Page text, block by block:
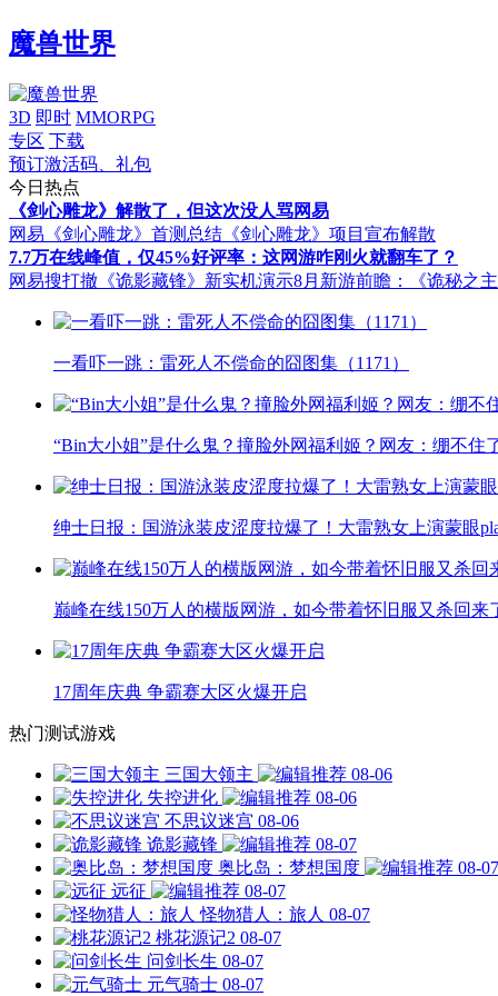
魔兽世界
3D 即时 MMORPG
专区 下载
预订激活码、礼包
今日热点
《剑心雕龙》解散了，但这次没人骂网易
网易《剑心雕龙》首测总结 《剑心雕龙》项目宣布解散
7.7万在线峰值，仅45%好评率：这网游咋刚火就翻车了？
网易搜打撤《诡影藏锋》新实机演示8月新游前瞻：《诡秘之
一看吓一跳：雷死人不偿命的囧图集（1171）
“Bin大小姐”是什么鬼？撞脸外网福利姬？网友：绷不住
绅士日报：国游泳装皮涩度拉爆了！大雷熟女上演蒙眼
巅峰在线150万人的横版网游，如今带着怀旧服又杀回来
17周年庆典 争霸赛大区火爆开启
热门测试游戏
三国大领主
08-06
失控进化
08-06
不思议迷宫 08-06
诡影藏锋
08-07
奥比岛：梦想国度
08-07
远征
08-07
怪物猎人：旅人 08-07
桃花源记2 08-07
问剑长生 08-07
元气骑士 08-07